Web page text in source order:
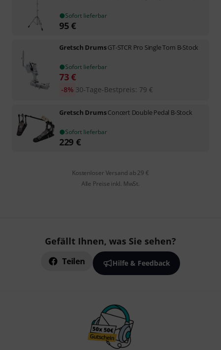
Sofort lieferbar
95€
Gretsch DrumsGT-STCR Pro Single Tom B-Stock
Sofort lieferbar
73€
30-Tage-Bestpreis: 79 €
-8%
Gretsch DrumsConcert Double Pedal B-Stock
Sofort lieferbar
229 €
Kostenloser Versand ab 29 €
Alle Preise inkl. MwSt.
Gefällt Ihnen, was Sie sehen?
Teilen Hilfe & Feedback